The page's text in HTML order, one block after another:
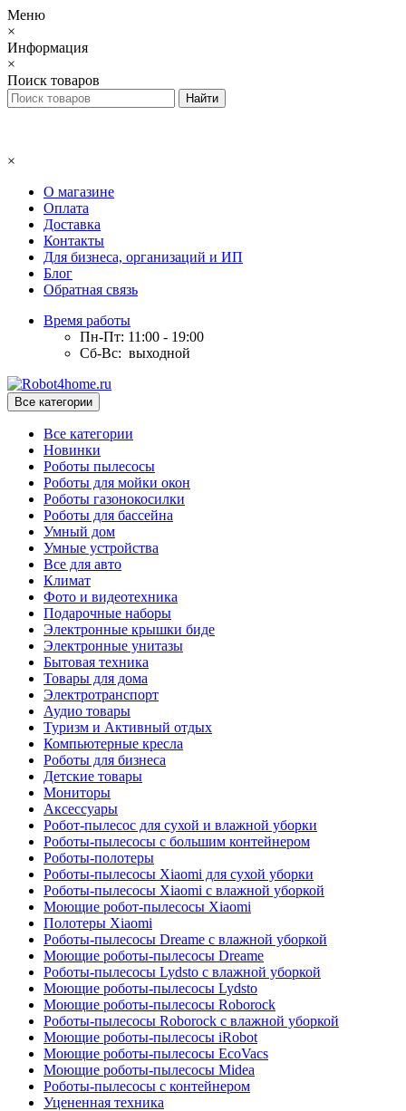
Меню
×
Информация
×
Поиск товаров
×
О магазине
Оплата
Доставка
Контакты
Для бизнеса, организаций и ИП
Блог
Обратная связь
Время работы
Пн-Пт: 11:00 - 19:00
Сб-Вс: выходной
Все категории
Все категории
Новинки
Роботы пылесосы
Роботы для мойки окон
Роботы газонокосилки
Роботы для бассейна
Умный дом
Умные устройства
Все для авто
Климат
Фото и видеотехника
Подарочные наборы
Электронные крышки биде
Электронные унитазы
Бытовая техника
Товары для дома
Электротранспорт
Аудио товары
Туризм и Активный отдых
Компьютерные кресла
Роботы для бизнеса
Детские товары
Мониторы
Аксессуары
Робот-пылесос для сухой и влажной уборки
Роботы-пылесосы с большим контейнером
Роботы-полотеры
Роботы-пылесосы Xiaomi для сухой уборки
Роботы-пылесосы Xiaomi с влажной уборкой
Моющие робот-пылесосы Xiaomi
Полотеры Xiaomi
Роботы-пылесосы Dreame с влажной уборкой
Моющие роботы-пылесосы Dreame
Роботы-пылесосы Lydsto с влажной уборкой
Моющие роботы-пылесосы Lydsto
Моющие роботы-пылесосы Roborock
Роботы-пылесосы Roborock с влажной уборкой
Моющие роботы-пылесосы iRobot
Моющие роботы-пылесосы EcoVacs
Моющие роботы-пылесосы Midea
Роботы-пылесосы с контейнером
Уцененная техника